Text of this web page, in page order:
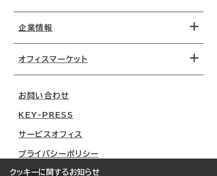
クッキーに関するお知らせ
地図から探す
路線・駅から探す
移転コストシミュレーション
移転スケジュール
オフィス移転Q&A
企業情報
オフィスマーケット
大阪
名古屋
札幌
お問い合わせ
KEY-PRESS
サービスオフィス
プライバシーポリシー
ご利用にあたって